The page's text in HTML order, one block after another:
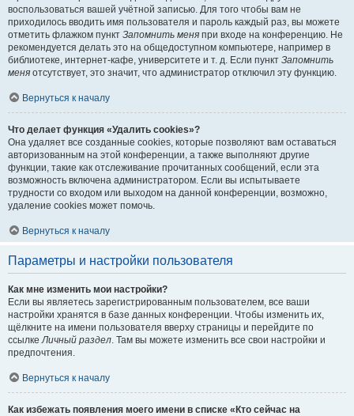
воспользоваться вашей учётной записью. Для того чтобы вам не
приходилось вводить имя пользователя и пароль каждый раз, вы можете
отметить флажком пункт Запомнить меня при входе на конференцию. Не
рекомендуется делать это на общедоступном компьютере, например в
библиотеке, интернет-кафе, университете и т. д. Если пункт Запомнить
меня отсутствует, это значит, что администратор отключил эту функцию.
Вернуться к началу
Что делает функция «Удалить cookies»?
Она удаляет все созданные cookies, которые позволяют вам оставаться
авторизованным на этой конференции, а также выполняют другие
функции, такие как отслеживание прочитанных сообщений, если эта
возможность включена администратором. Если вы испытываете
трудности со входом или выходом на данной конференции, возможно,
удаление cookies может помочь.
Вернуться к началу
Параметры и настройки пользователя
Как мне изменить мои настройки?
Если вы являетесь зарегистрированным пользователем, все ваши
настройки хранятся в базе данных конференции. Чтобы изменить их,
щёлкните на имени пользователя вверху страницы и перейдите по
ссылкеЛичный раздел. Там вы можете изменить все свои настройки и
предпочтения.
Вернуться к началу
Как избежать появления моего имени в списке «Кто сейчас на